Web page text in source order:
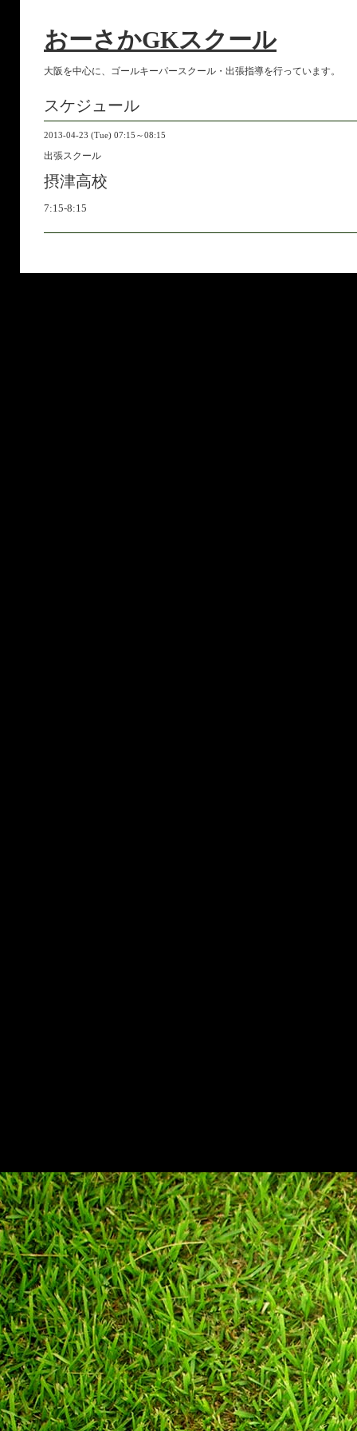
おーさかGKスクール
大阪を中心に、ゴールキーパースクール・出張指導を行っています。
スケジュール
2013-04-23 (Tue) 07:15～08:15
出張スクール
摂津高校
7:15-8:15